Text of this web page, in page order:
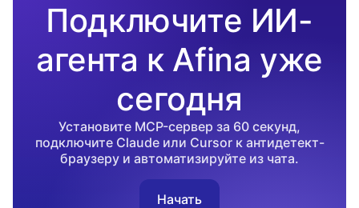
Подключите ИИ-
агента к Afina уже
сегодня
Установите MCP-сервер за 60 секунд,
подключите Claude или Cursor к антидетект-
браузеру и автоматизируйте из чата.
Начать